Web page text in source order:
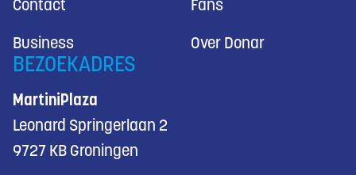
Contact Fans
Business Over Donar
BEZOEKADRES
MartiniPlaza
Leonard Springerlaan 2
9727 KB Groningen